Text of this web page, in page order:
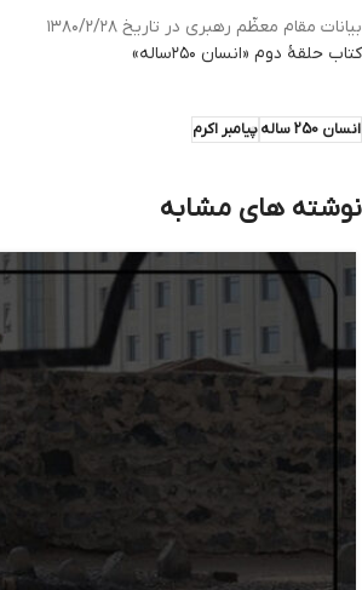
بیانات مقام معظّم رهبری در تاریخ ۱۳۸۰/۲/۲۸
کتاب حلقۀ دوم «انسان ۲۵۰ساله»
انسان 250 ساله پیامبر اکرم
نوشته های مشابه